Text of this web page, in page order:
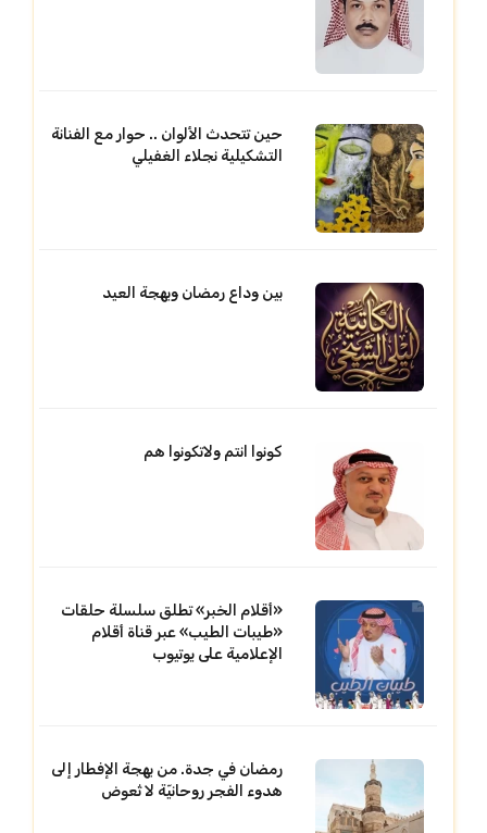
حين تتحدث الألوان .. حوار مع الفنانة
التشكيلية نجلاء الغفيلي
بين وداع رمضان وبهجة العيد
كونوا انتم ولاتكونوا هم
«أقلام الخبر» تطلق سلسلة حلقات
«طيبات الطيب» عبر قناة أقلام
الإعلامية على يوتيوب
رمضان في جدة. من بهجة الإفطار إلى
هدوء الفجر روحانيّة لا تُعوض